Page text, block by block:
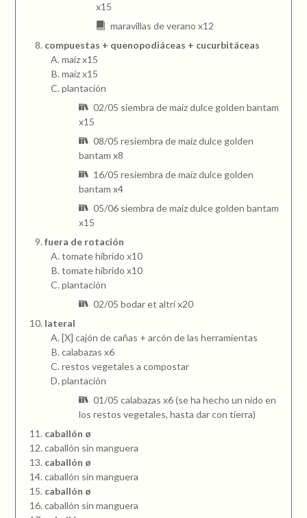
x15
maravillas de verano x12
compuestas + quenopodiáceas + cucurbitáceas
maíz x15
maíz x15
plantación
02/05 siembra de maíz dulce golden bantam
x15
08/05 resiembra de maíz dulce golden
bantam x8
16/05 resiembra de maíz dulce golden
bantam x4
05/06 siembra de maíz dulce golden bantam
x15
fuera de rotación
tomate híbrido x10
tomate híbrido x10
plantación
02/05 bodar et altri x20
lateral
[X] cajón de cañas + arcón de las herramientas
calabazas x6
restos vegetales a compostar
plantación
01/05 calabazas x6 (se ha hecho un nido en
los restos vegetales, hasta dar con tierra)
caballón ø
caballón sin manguera
caballón ø
caballón sin manguera
caballón ø
caballón sin manguera